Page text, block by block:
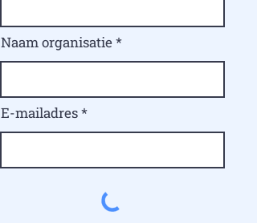
Naam organisatie
E-mailadres